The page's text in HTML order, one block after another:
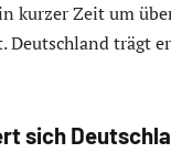
kurzer Zeit um
Deutschland trägt
sich